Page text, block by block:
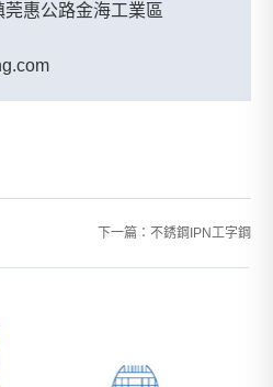
惠公路金海工業區
下一篇： 不銹鋼IPN工字鋼